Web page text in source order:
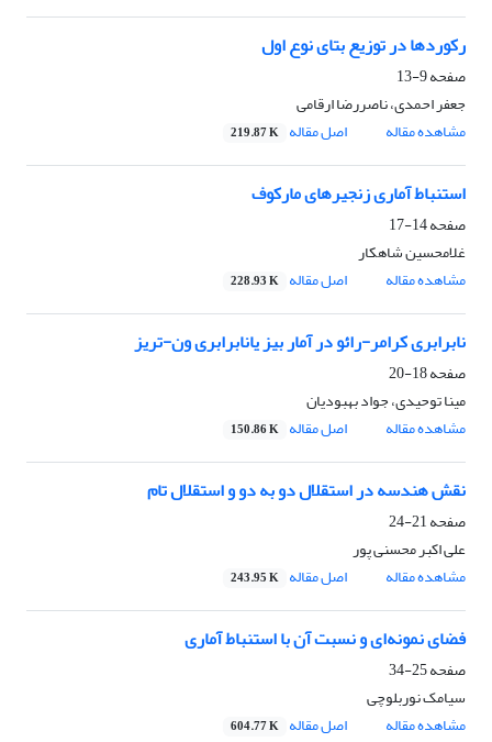
رکوردها در توزیع بتای نوع اول
صفحه9-13
جعفر احمدی، ناصررضا ارقامی
مشاهده مقاله
اصل مقاله 219.87 K
استنباط آماری زنجیرهای مارکوف
صفحه14-17
غلامحسین شاهکار
مشاهده مقاله
اصل مقاله 228.93 K
نابرابری کرامر-رائو در آمار بیز یانابرابری ون-تریز
صفحه18-20
مینا توحیدی، جواد بهبودیان
مشاهده مقاله
اصل مقاله 150.86 K
نقش هندسه در استقلال دو به دو و استقلال تام
صفحه21-24
علی اکبر محسنی پور
مشاهده مقاله
اصل مقاله 243.95 K
فضای نمونه‌ای و نسبت آن با استنباط آماری
صفحه25-34
سیامک نوربلوچی
مشاهده مقاله
اصل مقاله 604.77 K